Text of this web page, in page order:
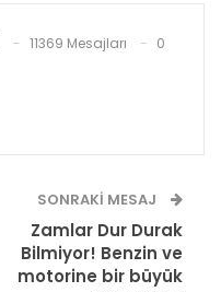
11369 Mesajları
0
SONRAKI MESAJ
Zamlar Dur Durak
Bilmiyor! Benzin ve
motorine bir büyük